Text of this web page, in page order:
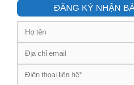
ĐĂNG KÝ NHẬN